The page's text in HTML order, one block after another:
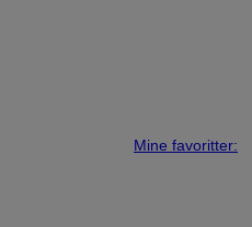
Mine favoritter: